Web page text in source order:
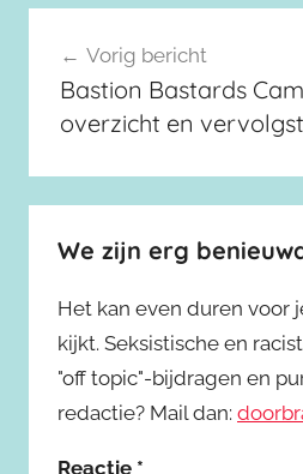
Berichtnavigatie
Vorig bericht
Bastion Bastards
overzicht en
We zijn erg
Het kan even duren voor
kijkt. Seksistische en
"off topic"-bijdragen en
redactie? Mail dan:
Reactie *